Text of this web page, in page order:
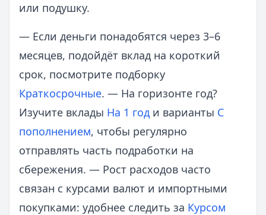
или подушку.
— Если деньги понадобятся через 3–6
месяцев, подойдёт вклад на короткий
срок, посмотрите подборку
Краткосрочные. — На горизонте год?
Изучите вклады На 1 год и варианты С
пополнением, чтобы регулярно
отправлять часть подработки на
сбережения. — Рост расходов часто
связан с курсами валют и импортными
покупками: удобнее следить за Курсом